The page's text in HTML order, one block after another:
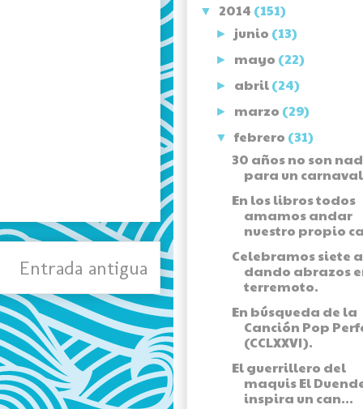
Entrada antigua
▼ 2014 (151)
► junio (13)
► mayo (22)
► abril(24)
► marzo (29)
▼febrero (31)
30 años no son
para un
En los libros todos
amamos andar
nuestro propio
Celebramos siete
dando abrazos
terremoto.
En búsqueda de la
Canción Pop
(CCLXXVI).
El guerrillero del
maquis El
inspira un can...